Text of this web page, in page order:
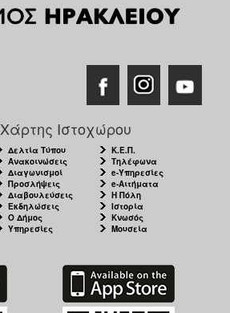
Χάρτης Ιστοχώρου
Δελτία Τύπου
Ανακοινώσεις
Διαγωνισμοί
Προσλήψεις
Διαβουλεύσεις
Εκδηλώσεις
Ο Δήμος
Υπηρεσίες
Κ.Ε.Π.
Τηλέφωνα
e-Υπηρεσίες
e-Αιτήματα
Η Πόλη
Ιστορία
Κνωσός
Μουσεία